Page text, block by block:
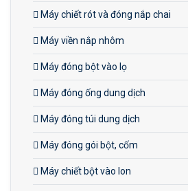
Máy chiết rót và đóng nắp chai
Máy viền nắp nhôm
Máy đóng bột vào lọ
Máy đóng ống dung dịch
Máy đóng túi dung dịch
Máy đóng gói bột, cốm
Máy chiết bột vào lon